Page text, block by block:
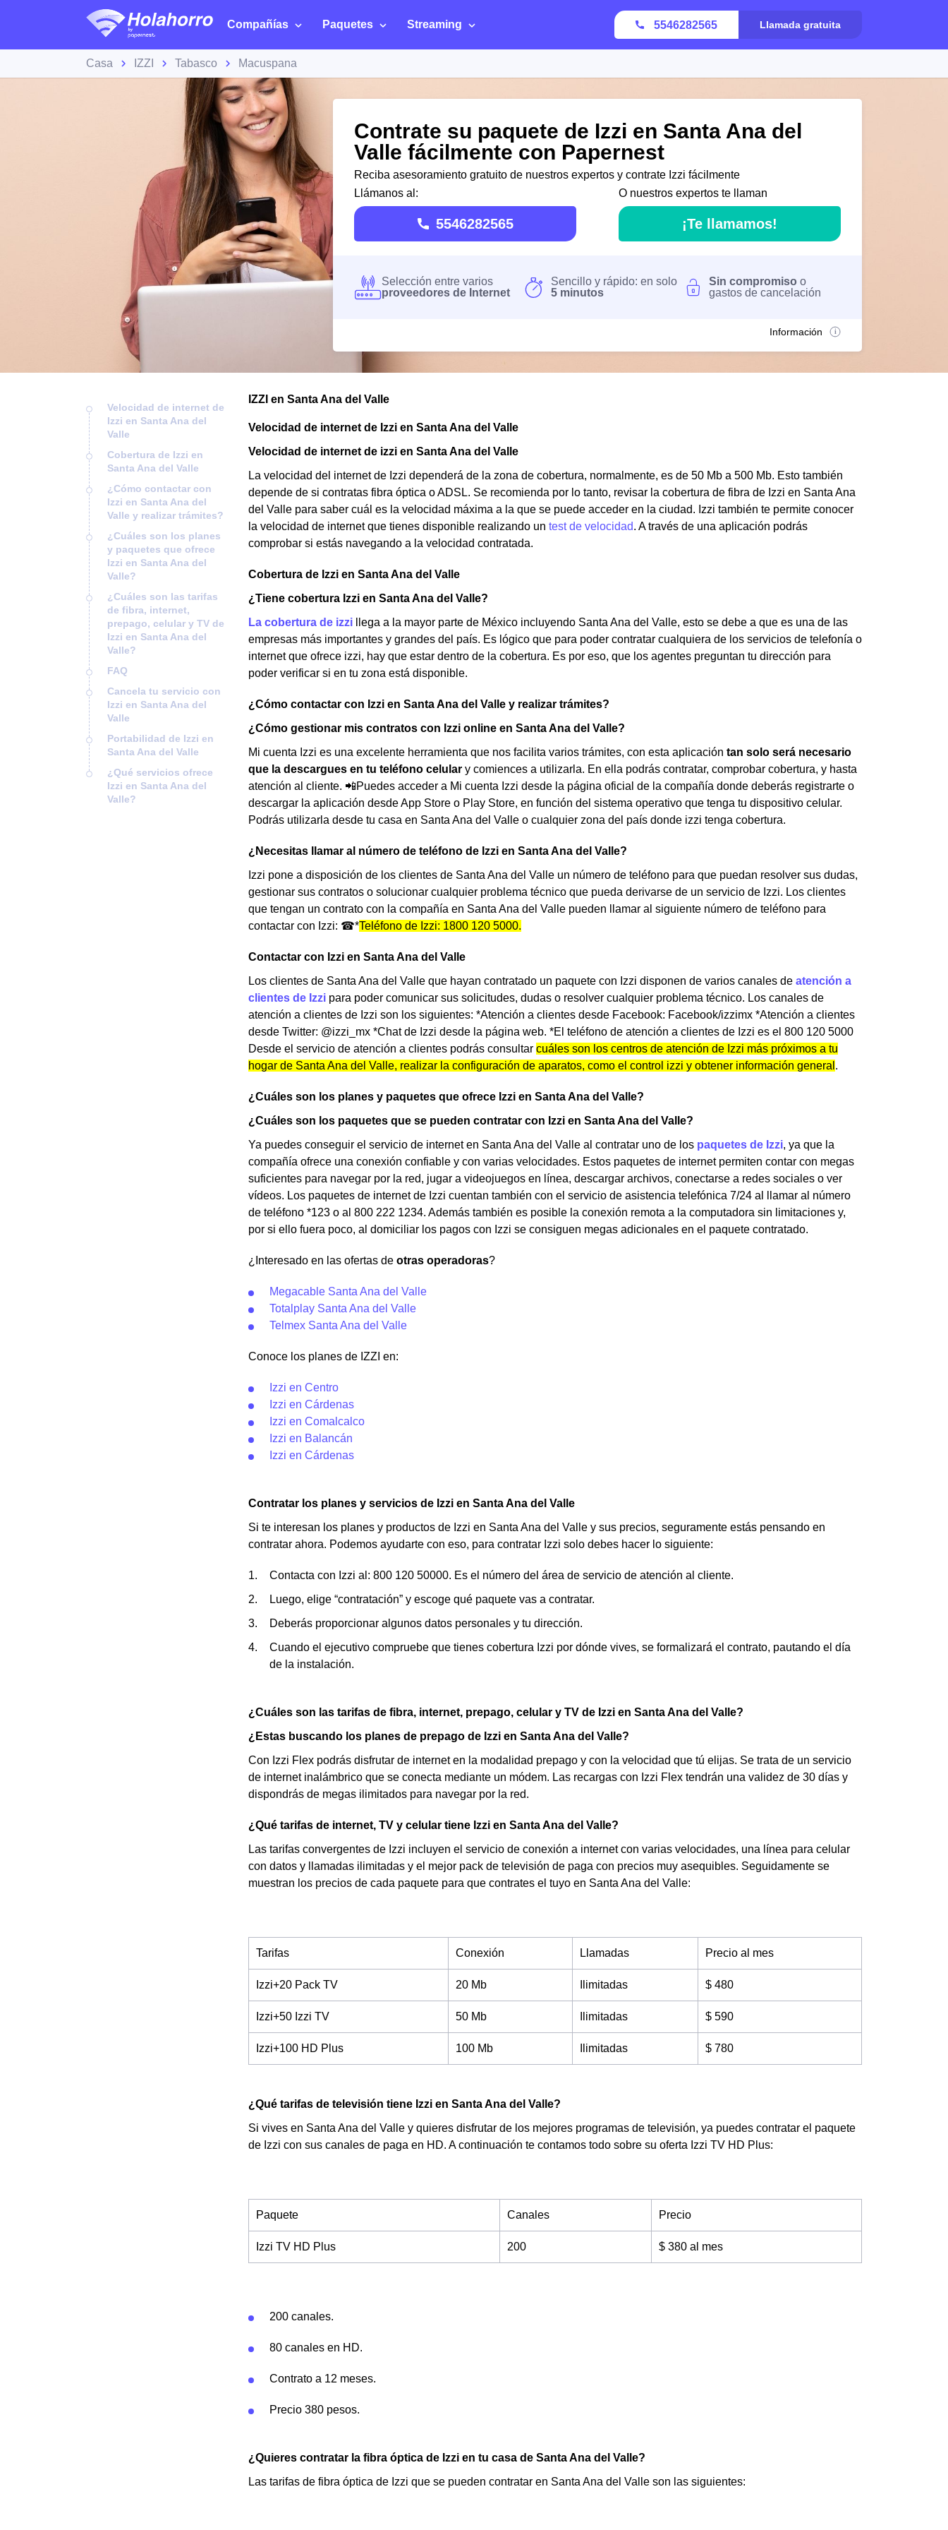
Compañías Paquetes Streaming 5546282565 Llamada gratuita
Casa IZZI Tabasco Macuspana
Contrate su paquete de Izzi en Santa Ana del
Valle fácilmente con Papernest
Reciba asesoramiento gratuito de nuestros expertos y contrate Izzi fácilmente
Llámanos al:
5546282565
O nuestros expertos te llaman
¡Te llamamos!
Selección entre varios
proveedores de Internet
Sencillo y rápido: en solo
5 minutos
Sin compromiso o
gastos de cancelación
Información
Velocidad de internet de
Izzi en Santa Ana del
Valle
Cobertura de Izzi en
Santa Ana del Valle
¿Cómo contactar con
Izzi en Santa Ana del
Valle y realizar trámites?
¿Cuáles son los planes
y paquetes que ofrece
Izzi en Santa Ana del
Valle?
¿Cuáles son las tarifas
de fibra, internet,
prepago, celular y TV de
Izzi en Santa Ana del
Valle?
FAQ
Cancela tu servicio con
Izzi en Santa Ana del
Valle
Portabilidad de Izzi en
Santa Ana del Valle
¿Qué servicios ofrece
Izzi en Santa Ana del
Valle?
IZZI en Santa Ana del Valle
Velocidad de internet de Izzi en Santa Ana del Valle
Velocidad de internet de izzi en Santa Ana del Valle
La velocidad del internet de Izzi dependerá de la zona de cobertura, normalmente, es de 50 Mb a 500 Mb. Esto también
depende de si contratas fibra óptica o ADSL. Se recomienda por lo tanto, revisar la cobertura de fibra de Izzi en Santa Ana
del Valle para saber cuál es la velocidad máxima a la que se puede acceder en la ciudad. Izzi también te permite conocer
la velocidad de internet que tienes disponible realizando un test de velocidad. A través de una aplicación podrás
comprobar si estás navegando a la velocidad contratada.
Cobertura de Izzi en Santa Ana del Valle
¿Tiene cobertura Izzi en Santa Ana del Valle?
La cobertura de izzi llega a la mayor parte de México incluyendo Santa Ana del Valle, esto se debe a que es una de las
empresas más importantes y grandes del país. Es lógico que para poder contratar cualquiera de los servicios de telefonía o
internet que ofrece izzi, hay que estar dentro de la cobertura. Es por eso, que los agentes preguntan tu dirección para
poder verificar si en tu zona está disponible.
¿Cómo contactar con Izzi en Santa Ana del Valle y realizar trámites?
¿Cómo gestionar mis contratos con Izzi online en Santa Ana del Valle?
Mi cuenta Izzi es una excelente herramienta que nos facilita varios trámites, con esta aplicación tan solo será necesario
que la descargues en tu teléfono celular y comiences a utilizarla. En ella podrás contratar, comprobar cobertura, y hasta
atención al cliente. 📲Puedes acceder a Mi cuenta Izzi desde la página oficial de la compañía donde deberás registrarte o
descargar la aplicación desde App Store o Play Store, en función del sistema operativo que tenga tu dispositivo celular.
Podrás utilizarla desde tu casa en Santa Ana del Valle o cualquier zona del país donde izzi tenga cobertura.
¿Necesitas llamar al número de teléfono de Izzi en Santa Ana del Valle?
Izzi pone a disposición de los clientes de Santa Ana del Valle un número de teléfono para que puedan resolver sus dudas,
gestionar sus contratos o solucionar cualquier problema técnico que pueda derivarse de un servicio de Izzi. Los clientes
que tengan un contrato con la compañía en Santa Ana del Valle pueden llamar al siguiente número de teléfono para
contactar con Izzi: ☎*Teléfono de Izzi: 1800 120 5000.
Contactar con Izzi en Santa Ana del Valle
Los clientes de Santa Ana del Valle que hayan contratado un paquete con Izzi disponen de varios canales de atención a
clientes de Izzi para poder comunicar sus solicitudes, dudas o resolver cualquier problema técnico. Los canales de
atención a clientes de Izzi son los siguientes: *Atención a clientes desde Facebook: Facebook/izzimx *Atención a clientes
desde Twitter: @izzi_mx *Chat de Izzi desde la página web. *El teléfono de atención a clientes de Izzi es el 800 120 5000
Desde el servicio de atención a clientes podrás consultar cuáles son los centros de atención de Izzi más próximos a tu
hogar de Santa Ana del Valle, realizar la configuración de aparatos, como el control izzi y obtener información general .
¿Cuáles son los planes y paquetes que ofrece Izzi en Santa Ana del Valle?
¿Cuáles son los paquetes que se pueden contratar con Izzi en Santa Ana del Valle?
Ya puedes conseguir el servicio de internet en Santa Ana del Valle al contratar uno de los paquetes de Izzi, ya que la
compañía ofrece una conexión confiable y con varias velocidades. Estos paquetes de internet permiten contar con megas
suficientes para navegar por la red, jugar a videojuegos en línea, descargar archivos, conectarse a redes sociales o ver
vídeos. Los paquetes de internet de Izzi cuentan también con el servicio de asistencia telefónica 7/24 al llamar al número
de teléfono *123 o al 800 222 1234. Además también es posible la conexión remota a la computadora sin limitaciones y,
por si ello fuera poco, al domiciliar los pagos con Izzi se consiguen megas adicionales en el paquete contratado.
¿Interesado en las ofertas de otras operadoras?
Megacable Santa Ana del Valle
Totalplay Santa Ana del Valle
Telmex Santa Ana del Valle
Conoce los planes de IZZI en:
Izzi en Centro
Izzi en Cárdenas
Izzi en Comalcalco
Izzi en Balancán
Izzi en Cárdenas
Contratar los planes y servicios de Izzi en Santa Ana del Valle
Si te interesan los planes y productos de Izzi en Santa Ana del Valle y sus precios, seguramente estás pensando en
contratar ahora. Podemos ayudarte con eso, para contratar Izzi solo debes hacer lo siguiente:
Contacta con Izzi al: 800 120 50000. Es el número del área de servicio de atención al cliente.
Luego, elige “contratación” y escoge qué paquete vas a contratar.
Deberás proporcionar algunos datos personales y tu dirección.
Cuando el ejecutivo compruebe que tienes cobertura Izzi por dónde vives, se formalizará el contrato, pautando el día
de la instalación.
¿Cuáles son las tarifas de fibra, internet, prepago, celular y TV de Izzi en Santa Ana del Valle?
¿Estas buscando los planes de prepago de Izzi en Santa Ana del Valle?
Con Izzi Flex podrás disfrutar de internet en la modalidad prepago y con la velocidad que tú elijas. Se trata de un servicio
de internet inalámbrico que se conecta mediante un módem. Las recargas con Izzi Flex tendrán una validez de 30 días y
dispondrás de megas ilimitados para navegar por la red.
¿Qué tarifas de internet, TV y celular tiene Izzi en Santa Ana del Valle?
Las tarifas convergentes de Izzi incluyen el servicio de conexión a internet con varias velocidades, una línea para celular
con datos y llamadas ilimitadas y el mejor pack de televisión de paga con precios muy asequibles. Seguidamente se
muestran los precios de cada paquete para que contrates el tuyo en Santa Ana del Valle:
Tarifas Conexión Llamadas Precio al mes
Izzi+20 Pack TV 20 Mb Ilimitadas $ 480
Izzi+50 Izzi TV 50 Mb Ilimitadas $ 590
Izzi+100 HD Plus 100 Mb Ilimitadas $ 780
¿Qué tarifas de televisión tiene Izzi en Santa Ana del Valle?
Si vives en Santa Ana del Valle y quieres disfrutar de los mejores programas de televisión, ya puedes contratar el paquete
de Izzi con sus canales de paga en HD. A continuación te contamos todo sobre su oferta Izzi TV HD Plus:
Paquete Canales Precio
Izzi TV HD Plus 200 $ 380 al mes
200 canales.
80 canales en HD.
Contrato a 12 meses.
Precio 380 pesos.
¿Quieres contratar la fibra óptica de Izzi en tu casa de Santa Ana del Valle?
Las tarifas de fibra óptica de Izzi que se pueden contratar en Santa Ana del Valle son las siguientes: